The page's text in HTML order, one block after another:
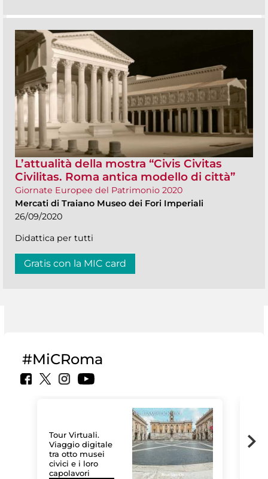
L’attualità della mostra “Civis Civitas
Civilitas. Roma antica modello di città”
Giornate Europee del Patrimonio 2020
Mercati di Traiano Museo dei Fori Imperiali
26/09/2020
Didattica per tutti
Gratis con la MIC card
#MiCRoma
Tour Virtuali.
Viaggio digitale
tra otto musei
civici e i loro
capolavori